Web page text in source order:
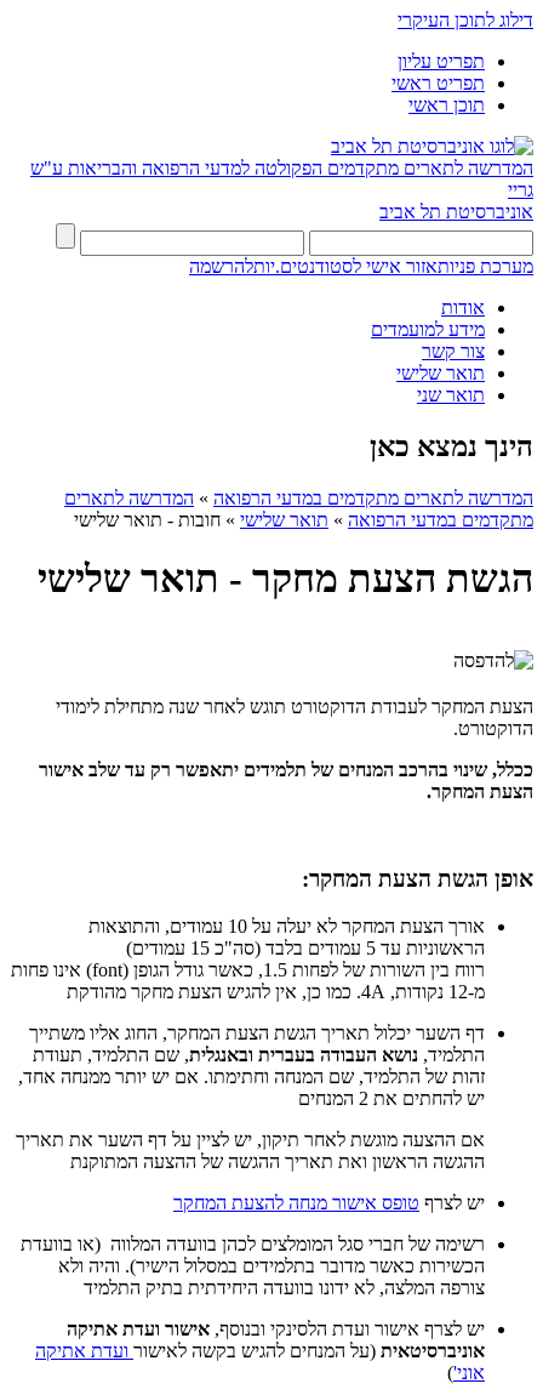
דילוג לתוכן העיקרי
תפריט עליון
תפריט ראשי
תוכן ראשי
המדרשה לתארים מתקדמים הפקולטה למדעי הרפואה והבריאות ע"ש
גריי
אוניברסיטת תל אביב
מערכת פניותאזור אישי לסטודנטים.יותלהרשמה
אודות
מידע למועמדים
צור קשר
תואר שלישי
תואר שני
הינך נמצא כאן
המדרשה לתארים מתקדמים במדעי הרפואה » המדרשה לתארים
מתקדמים במדעי הרפואה » תואר שלישי » חובות - תואר שלישי
הגשת הצעת מחקר - תואר שלישי
הצעת המחקר לעבודת הדוקטורט תוגש לאחר שנה מתחילת לימודי
הדוקטורט.
ככלל, שינוי בהרכב המנחים של תלמידים יתאפשר רק עד שלב אישור
הצעת המחקר.
אופן הגשת הצעת המחקר:
אורך הצעת המחקר לא יעלה על 10 עמודים, והתוצאות
הראשוניות עד 5 עמודים בלבד (סה"כ 15 עמודים)
רווח בין השורות של לפחות 1.5, כאשר גודל הגופן (font) אינו פחות
מ-12 נקודות, 4A. כמו כן, אין להגיש הצעת מחקר מהודקת
דף השער יכלול תאריך הגשת הצעת המחקר, החוג אליו משתייך
התלמיד, נושא העבודה בעברית ובאנגלית, שם התלמיד, תעודת
זהות של התלמיד, שם המנחה וחתימתו. אם יש יותר ממנחה אחד,
יש להחתים את 2 המנחים
אם ההצעה מוגשת לאחר תיקון, יש לציין על דף השער את תאריך
ההגשה הראשון ואת תאריך ההגשה של ההצעה המתוקנת
יש לצרף טופס אישור מנחה להצעת המחקר
רשימה של חברי סגל המומלצים לכהן בוועדה המלווה (או בוועדת
הכשירות כאשר מדובר בתלמידים במסלול הישיר). והיה ולא
צורפה המלצה, לא ידונו בוועדה היחידתית בתיק התלמיד
יש לצרף אישור ועדת הלסינקי ובנוסף, אישור ועדת אתיקה
אוניברסיטאית (על המנחים להגיש בקשה לאישור ועדת אתיקה
אוני')